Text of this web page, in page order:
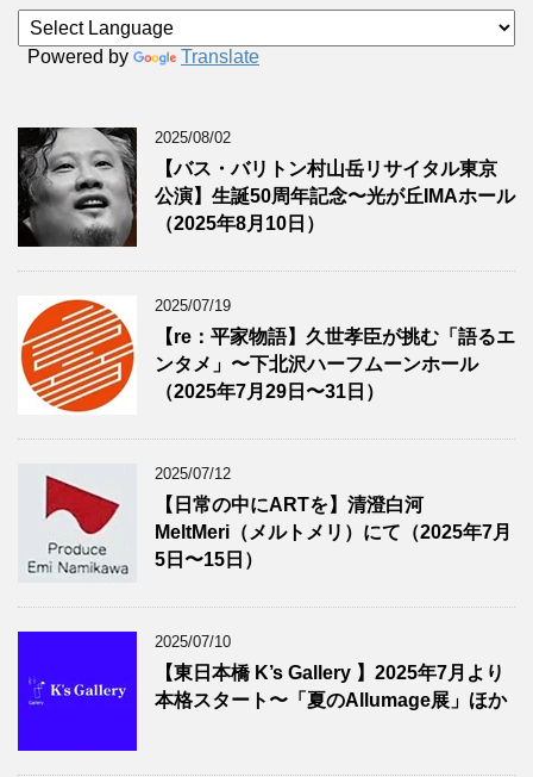
Powered by Translate
2025/08/02
【バス・バリトン村山岳リサイタル東京
公演】生誕50周年記念〜光が丘IMAホール
（2025年8月10日）
2025/07/19
【re：平家物語】久世孝臣が挑む「語るエ
ンタメ」〜下北沢ハーフムーンホール
（2025年7月29日〜31日）
2025/07/12
【日常の中にARTを】清澄白河
MeltMeri（メルトメリ）にて（2025年7月
5日〜15日）
2025/07/10
【東日本橋 K’s Gallery 】2025年7月より
本格スタート〜「夏のAllumage展」ほか